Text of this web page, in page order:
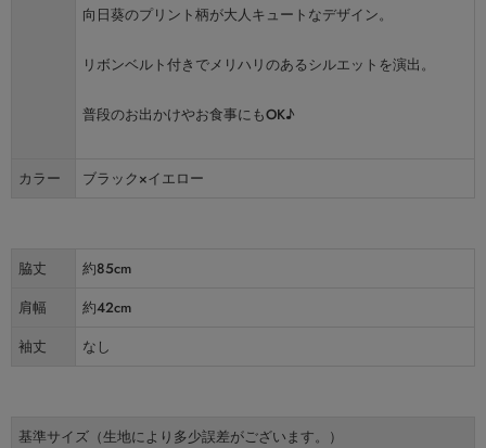
向日葵のプリント柄が大人キュートなデザイン。
リボンベルト付きでメリハリのあるシルエットを演出。
普段のお出かけやお食事にもOK♪
カラー ブラック×イエロー
脇丈
約85cm
肩幅
約42cm
袖丈
なし
基準サイズ（生地により多少誤差がございます。）